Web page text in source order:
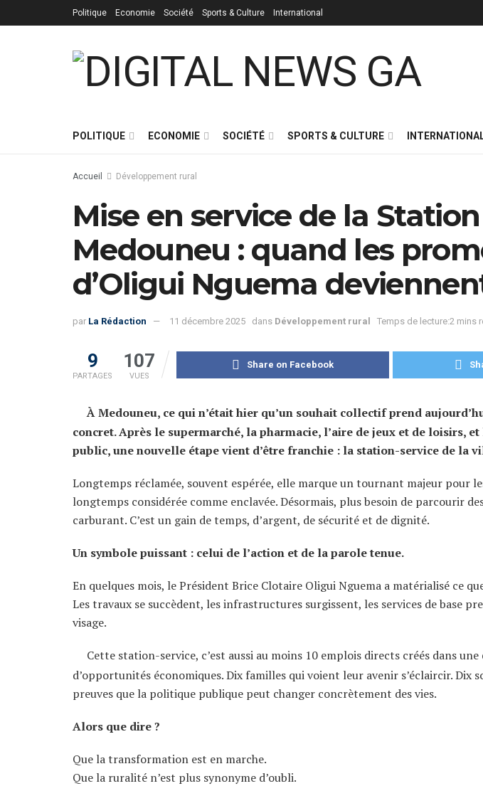
Politique Economie Société Sports & Culture International
POLITIQUE ECONOMIE SOCIÉTÉ SPORTS & CULTURE
Accueil Développement rural
Mise en service de la
Medouneu : quand les
d’Oligui Nguema
par La Rédaction 11 décembre 2025 dans Développement rural Temps de lecture:2 mins
9
PARTAGES
107
VUES
Share on Facebook
À Medouneu, ce qui n’était hier qu’un souhait collectif prend
concret. Après le supermarché, la pharmacie, l’aire de jeux et de loisirs,
public, une nouvelle étape vient d’être franchie : la station-service de la
Longtemps réclamée, souvent espérée, elle marque un tournant majeur pour
longtemps considérée comme enclavée. Désormais, plus besoin de parcourir
carburant. C’est un gain de temps, d’argent, de sécurité et de dignité.
Un symbole puissant : celui de l’action et de la parole tenue.
En quelques mois, le Président Brice Clotaire Oligui Nguema a matérialisé ce
Les travaux se succèdent, les infrastructures surgissent, les services de base
visage.
Cette station-service, c’est aussi au moins 10 emplois directs créés dans
d’opportunités économiques. Dix familles qui voient leur avenir s’éclaircir. Dix
preuves que la politique publique peut changer concrètement des vies.
Alors que dire ?
Que la transformation est en marche.
Que la ruralité n’est plus synonyme d’oubli.